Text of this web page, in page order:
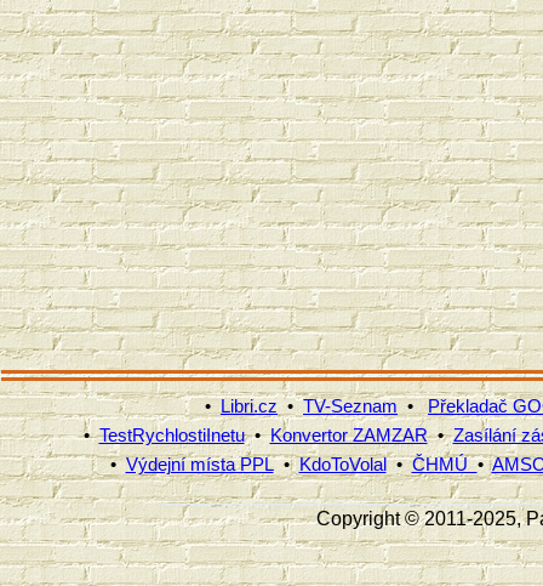
•Libri.cz •TV-Seznam • Překladač
•TestRychlostiInetu•Konvertor ZAMZAR•Zasílání
•Výdejní místa PPL•KdoToVolal•ČHMÚ•
Copyright © 2011-2025,